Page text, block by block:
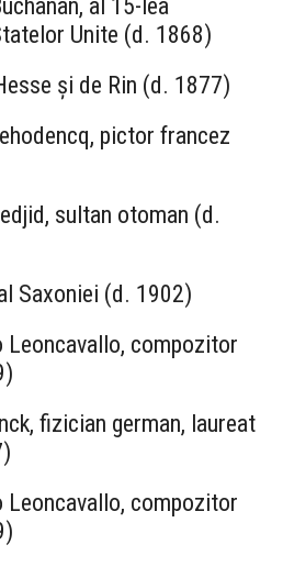
al 15-lea
Unite (d. 1868)
și de Rin (d. 1877)
pictor francez
sultan otoman (d.
Saxoniei (d. 1902)
Leoncavallo, compozitor
fizician german, laureat
Leoncavallo, compozitor